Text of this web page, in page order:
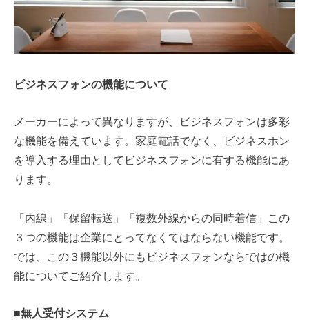
ビジネスフォンの機能について
メーカーによって異なりますが、ビジネスフォンは多彩
な機能を備えています。家庭電話でなく、ビジネスホン
を導入する理由としてビジネスフォンに有する機能にあ
ります。
「内線」「保留転送」「複数外線からの同時着信」
この
３つの機能は企業にとってなくてはならない機能です。
では、この３機能以外にもビジネスフォンならではの機
能についてご紹介します。
■無人受付システム